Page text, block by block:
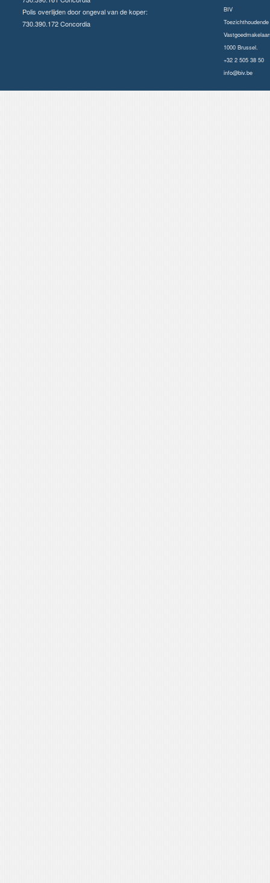
Polis overlijden door ongeval van de koper:
730.390.172 Concordia
BIV
1000 Brussel.
+32 2 505 38 50
info@biv.be